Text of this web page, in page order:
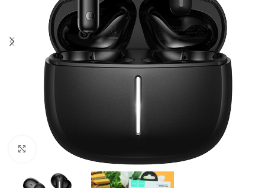
Click to enlarge